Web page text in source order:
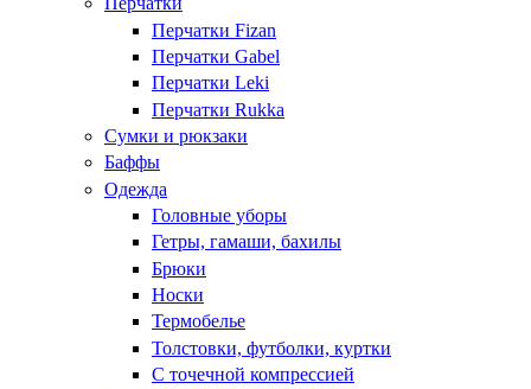
Перчатки Fizan
Перчатки Gabel
Перчатки Leki
Перчатки Rukka
Сумки и рюкзаки
Баффы
Одежда
Головные уборы
Гетры, гамаши, бахилы
Брюки
Носки
Термобелье
Толстовки, футболки, куртки
С точечной компрессией